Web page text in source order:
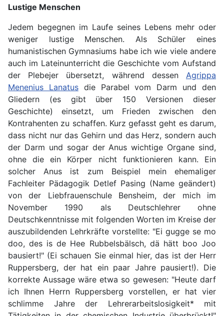
Lustige Menschen
Jedem begegnen im Laufe seines Lebens mehr oder
weniger lustige Menschen. Als Schüler eines
humanistischen Gymnasiums habe ich wie viele andere
auch im Lateinunterricht die Geschichte vom Aufstand
der Plebejer übersetzt, während dessen Agrippa
Menenius Lanatusdie Parabel vom Darm und den
Gliedern (es gibt über 150 Versionen dieser
Geschichte) einsetzt, um Frieden zwischen den
Kontrahenten zu schaffen. Kurz gefasst geht es darum,
dass nicht nur das Gehirn und das Herz, sondern auch
der Darm und sogar der Anus wichtige Organe sind,
ohne die ein Körper nicht funktionieren kann. Ein
solcher Anus ist zum Beispiel mein ehemaliger
Fachleiter Pädagogik Detlef Pasing (Name geändert)
von der Liebfrauenschule Bensheim, der mich im
November 1990 als Deutschlehrer ohne
Deutschkenntnisse mit folgenden Worten im Kreise der
auszubildenden Lehrkräfte vorstellte: "Ei gugge se mo
doo, des is de Hee Rubbelsbälsch, dä hätt boo Joo
bausiert!" (Ei schauen Sie einmal hier, das ist der Herr
Ruppersberg, der hat ein paar Jahre pausiert!). Die
korrekte Aussage wäre etwa so gewesen: "Heute darf
ich Ihnen Herrn Ruppersberg vorstellen, er hat vier
schlimme Jahre der Lehrerarbeitslosigkeit* mit